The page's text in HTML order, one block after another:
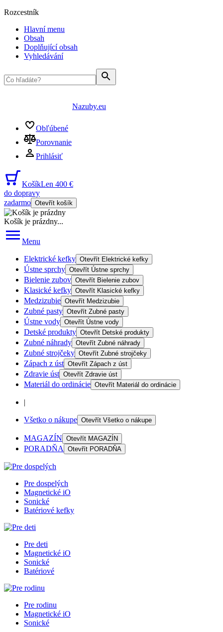
Rozcestník
Hlavní menu
Obsah
Doplňující obsah
Vyhledávání
Nazuby.eu
Obľúbené
Porovnanie
Prihlásiť
KošíkLen 400 €
do dopravy
zadarmo Otevřít košík
Košík je prázdny...
Menu
Elektrické kefky Otevřít Elektrické kefky
Ústne sprchy Otevřít Ústne sprchy
Bielenie zubov Otevřít Bielenie zubov
Klasické kefky Otevřít Klasické kefky
Medzizubie Otevřít Medzizubie
Zubné pasty Otevřít Zubné pasty
Ústne vody Otevřít Ústne vody
Detské produkty Otevřít Detské produkty
Zubné náhrady Otevřít Zubné náhrady
Zubné strojčeky Otevřít Zubné strojčeky
Zápach z úst Otevřít Zápach z úst
Zdravie úst Otevřít Zdravie úst
Materiál do ordinácie Otevřít Materiál do ordinácie
|
Všetko o nákupe Otevřít Všetko o nákupe
MAGAZÍN Otevřít MAGAZÍN
PORADŇA Otevřít PORADŇA
Pre dospelých
Magnetické iO
Sonické
Batériové kefky
Pre deti
Magnetické iO
Sonické
Batériové
Pre rodinu
Magnetické iO
Sonické